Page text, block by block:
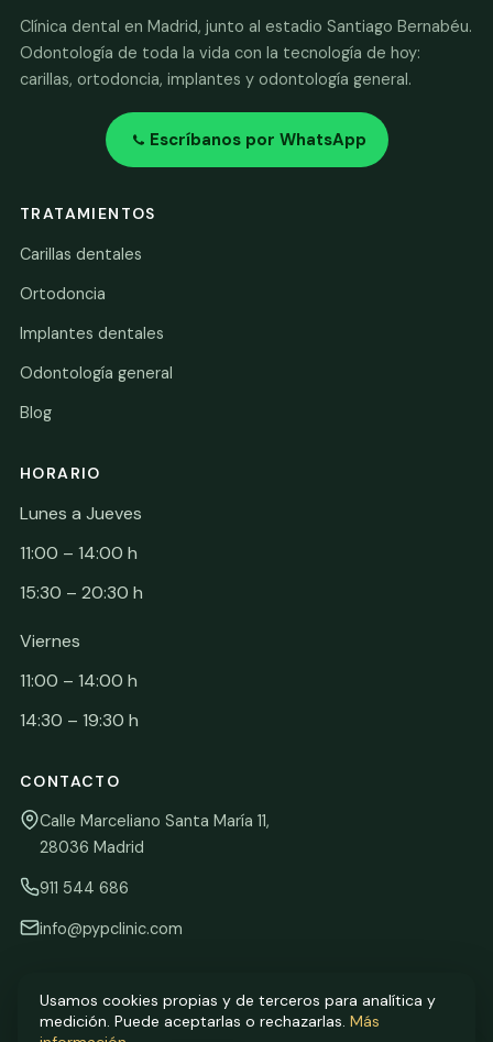
Clínica dental en Madrid, junto al estadio Santiago Bernabéu.
Odontología de toda la vida con la tecnología de hoy:
carillas, ortodoncia, implantes y odontología general.
Escríbanos por WhatsApp
TRATAMIENTOS
Carillas dentales
Ortodoncia
Implantes dentales
Odontología general
Blog
HORARIO
Lunes a Jueves
11:00 – 14:00 h
15:30 – 20:30 h
Viernes
11:00 – 14:00 h
14:30 – 19:30 h
CONTACTO
Calle Marceliano Santa María 11,
28036 Madrid
911 544 686
info@pypclinic.com
© 2026 P&P Clinic · Dra. Patricia Palma Maldonado · Colegiada nº
Usamos cookies propias y de terceros para analítica y
medición. Puede aceptarlas o rechazarlas. Más